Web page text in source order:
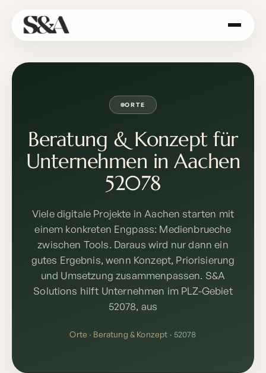
ORTE
Beratung & Konzept für
Unternehmen in Aachen
52078
Viele digitale Projekte in Aachen starten mit
einem konkreten Engpass: Medienbrueche
zwischen Tools. Daraus wird nur dann ein
gutes Ergebnis, wenn Konzept, Priorisierung
und Umsetzung zusammenpassen. S&A
Solutions hilft Unternehmen im PLZ-Gebiet
52078, aus
Orte · Beratung & Konzept · 52078